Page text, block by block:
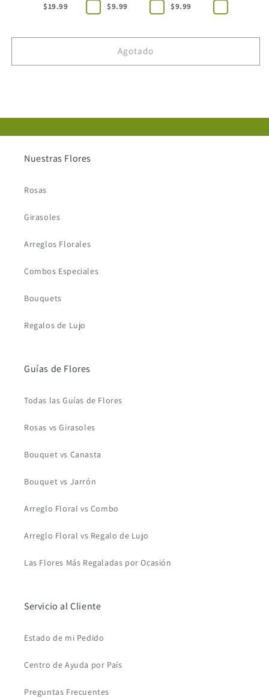
$19.99
$9.99
$9.99
Agotado
Nuestras Flores
Rosas
Girasoles
Arreglos Florales
Combos Especiales
Bouquets
Regalos de Lujo
Guías de Flores
Todas las Guías de Flores
Rosas vs Girasoles
Bouquet vs Canasta
Bouquet vs Jarrón
Arreglo Floral vs Combo
Arreglo Floral vs Regalo de Lujo
Las Flores Más Regaladas por Ocasión
Servicio al Cliente
Estado de mi Pedido
Centro de Ayuda por País
Preguntas Frecuentes